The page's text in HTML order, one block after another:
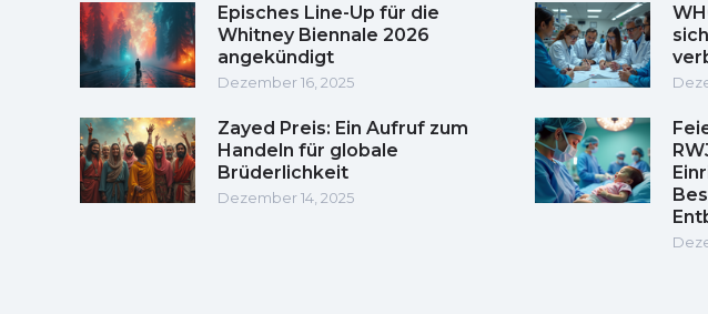
Episches Line-Up für die
Whitney Biennale 2026
angekündigt
Dezember 16, 2025
Zayed Preis: Ein Aufruf zum
Handeln für globale
Brüderlichkeit
Dezember 14, 2025